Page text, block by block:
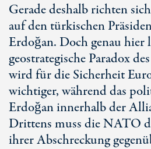
Gerade deshalb richten
auf den türkischen
Erdoğan. Doch genau hier
geostrategische Paradox
wird für die Sicherheit
wichtiger, während das
Erdoğan innerhalb der
Drittens muss die NATO
ihrer Abschreckung